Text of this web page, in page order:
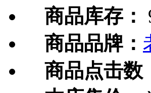
商品库存：
商品品牌：
商品点击数